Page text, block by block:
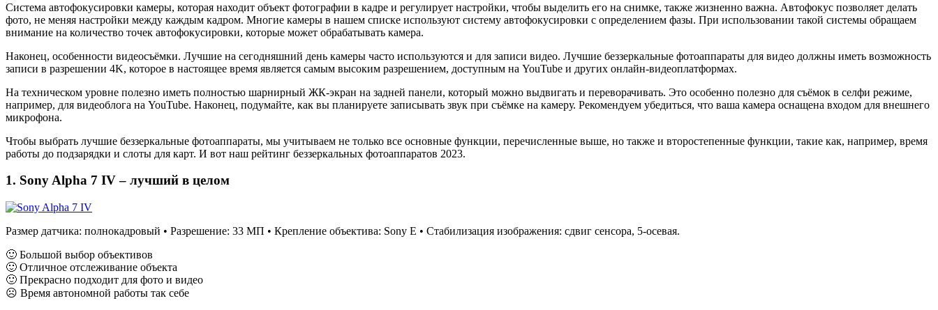
Система автофокусировки камеры, которая находит объект фотографии в кадре и регулирует настройки, чтобы выделить его на снимке, также жизненно важна. Автофокус позволяет делать
фото, не меняя настройки между каждым кадром. Многие камеры в нашем списке используют систему автофокусировки с определением фазы. При использовании такой системы обращаем
внимание на количество точек автофокусировки, которые может обрабатывать камера.
Наконец, особенности видеосъёмки. Лучшие на сегодняшний день камеры часто используются и для записи видео. Лучшие беззеркальные фотоаппараты для видео должны иметь возможность
записи в разрешении 4K, которое в настоящее время является самым высоким разрешением, доступным на YouTube и других онлайн-видеоплатформах.
На техническом уровне полезно иметь полностью шарнирный ЖК-экран на задней панели, который можно выдвигать и переворачивать. Это особенно полезно для съёмок в селфи режиме,
например, для видеоблога на YouTube. Наконец, подумайте, как вы планируете записывать звук при съёмке на камеру. Рекомендуем убедиться, что ваша камера оснащена входом для внешнего
микрофона.
Чтобы выбрать лучшие беззеркальные фотоаппараты, мы учитываем не только все основные функции, перечисленные выше, но также и второстепенные функции, такие как, например, время
работы до подзарядки и слоты для карт. И вот наш рейтинг беззеркальных фотоаппаратов 2023.
1. Sony Alpha 7 IV – лучший в целом
Размер датчика: полнокадровый • Разрешение: 33 МП • Крепление объектива: Sony E • Стабилизация изображения: сдвиг сенсора, 5-осевая.
🙂 Большой выбор объективов
🙂 Отличное отслеживание объекта
🙂 Прекрасно подходит для фото и видео
☹ Время автономной работы так себе